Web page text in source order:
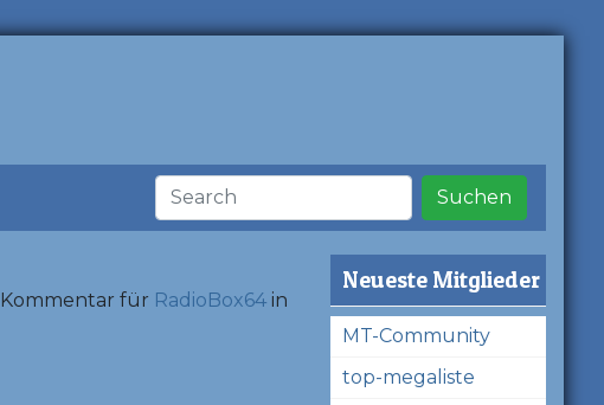
Suchen
für RadioBox64in
Neueste Mitglieder
MT-Community
top-megaliste